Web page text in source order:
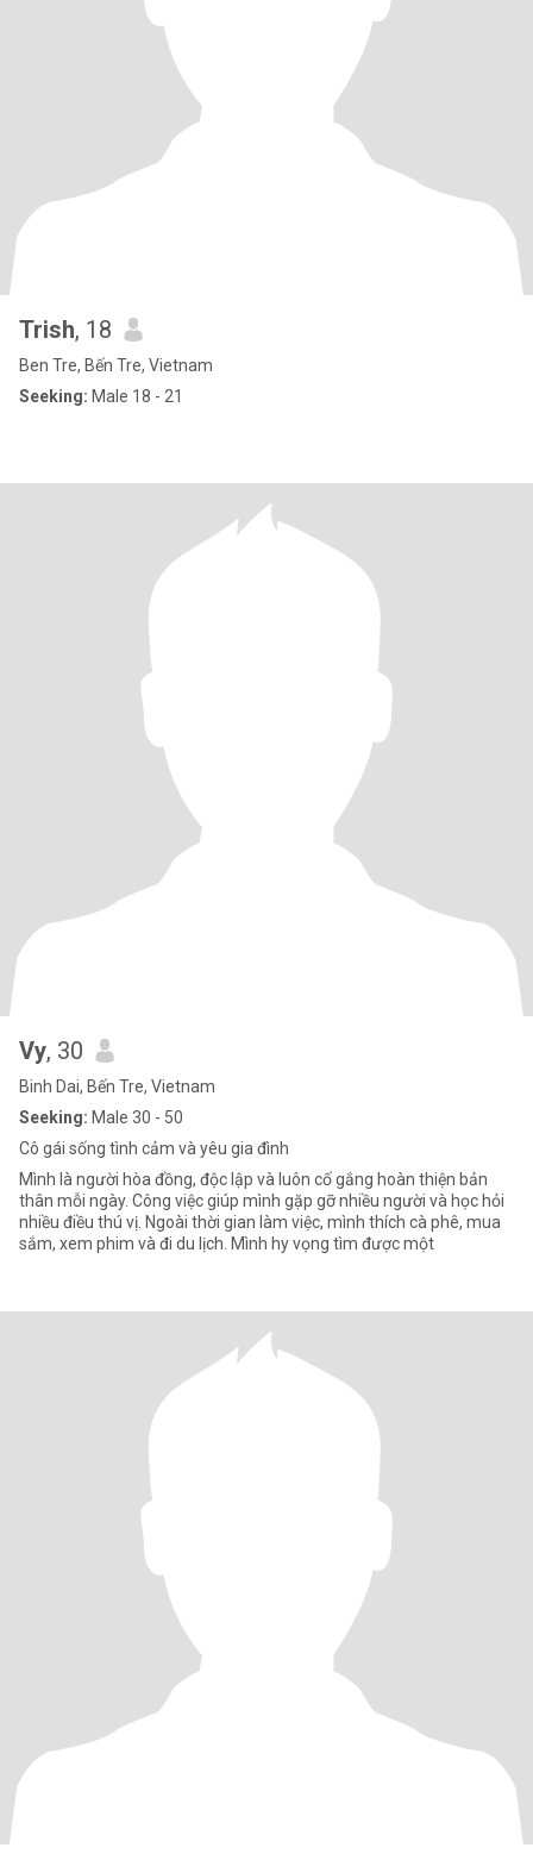
Trish, 18
Ben Tre, Bến Tre, Vietnam
Seeking: Male 18 - 21
Vy, 30
Binh Dai, Bến Tre, Vietnam
Seeking: Male 30 - 50
Cô gái sống tình cảm và yêu gia đình
Mình là người hòa đồng, độc lập và luôn cố gắng hoàn thiện bản
thân mỗi ngày. Công việc giúp mình gặp gỡ nhiều người và học hỏi
nhiều điều thú vị. Ngoài thời gian làm việc, mình thích cà phê, mua
sắm, xem phim và đi du lịch. Mình hy vọng tìm được một